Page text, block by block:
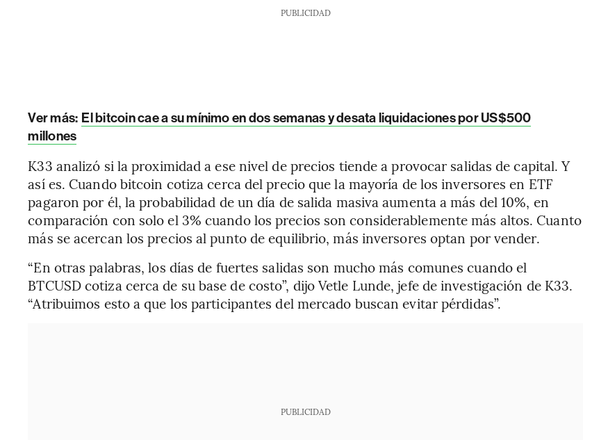
PUBLICIDAD
Ver más: El bitcoin cae a su mínimo en dos semanas y desata liquidaciones por US$500
millones
K33 analizó si la proximidad a ese nivel de precios tiende a provocar salidas de capital. Y
así es. Cuando bitcoin cotiza cerca del precio que la mayoría de los inversores en ETF
pagaron por él, la probabilidad de un día de salida masiva aumenta a más del 10%, en
comparación con solo el 3% cuando los precios son considerablemente más altos. Cuanto
más se acercan los precios al punto de equilibrio, más inversores optan por vender.
“En otras palabras, los días de fuertes salidas son mucho más comunes cuando el
BTCUSD cotiza cerca de su base de costo”, dijo Vetle Lunde, jefe de investigación de K33.
“Atribuimos esto a que los participantes del mercado buscan evitar pérdidas”.
PUBLICIDAD